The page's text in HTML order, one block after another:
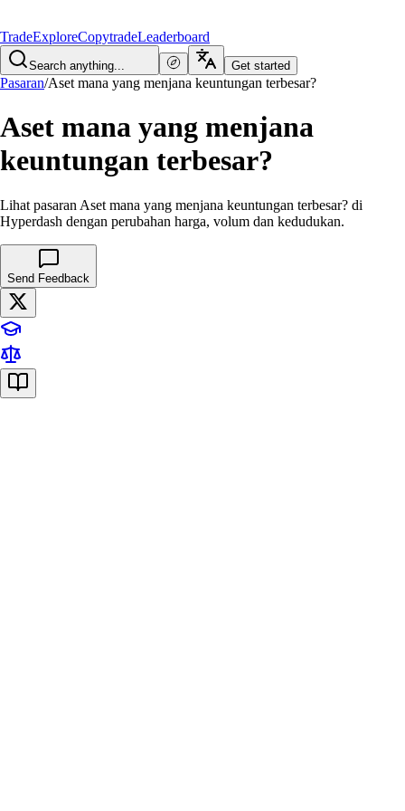
TradeExploreCopytradeLeaderboard
Search anything... Get started
Pasaran/Aset mana yang menjana keuntungan terbesar?
Aset mana yang menjana
keuntungan terbesar?
Lihat pasaran Aset mana yang menjana keuntungan terbesar? di
Hyperdash dengan perubahan harga, volum dan kedudukan.
Send Feedback